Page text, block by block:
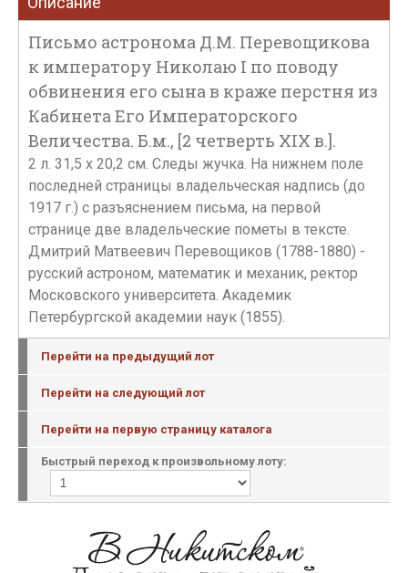
Письмо астронома Д.М. Перевощикова
к императору Николаю I по поводу
обвинения его сына в краже перстня из
Кабинета Его Императорского
Величества. Б.м., [2 четверть XIX в.].
2 л. 31,5 х 20,2 см. Следы жучка. На нижнем поле
последней страницы владельческая надпись (до
1917 г.) с разъяснением письма, на первой
странице две владельческие пометы в тексте.
Дмитрий Матвеевич Перевощиков (1788-1880) -
русский астроном, математик и механик, ректор
Московского университета. Академик
Петербургской академии наук (1855).
Перейти на предыдущий лот
Перейти на следующий лот
Перейти на первую страницу каталога
Быстрый переход к произвольному лоту: